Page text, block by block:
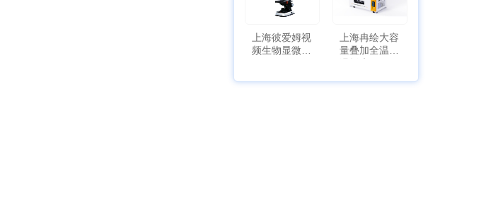
上海彼爱姆视
频生物显微镜
上海冉绘大容
量叠加全温恒